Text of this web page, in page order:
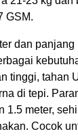
GSM.
dan panjang
tinggi, tahan
di tepi.
1.5 meter,
Cocok